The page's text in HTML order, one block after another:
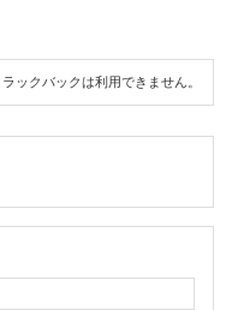
ラックバックは利用できません。